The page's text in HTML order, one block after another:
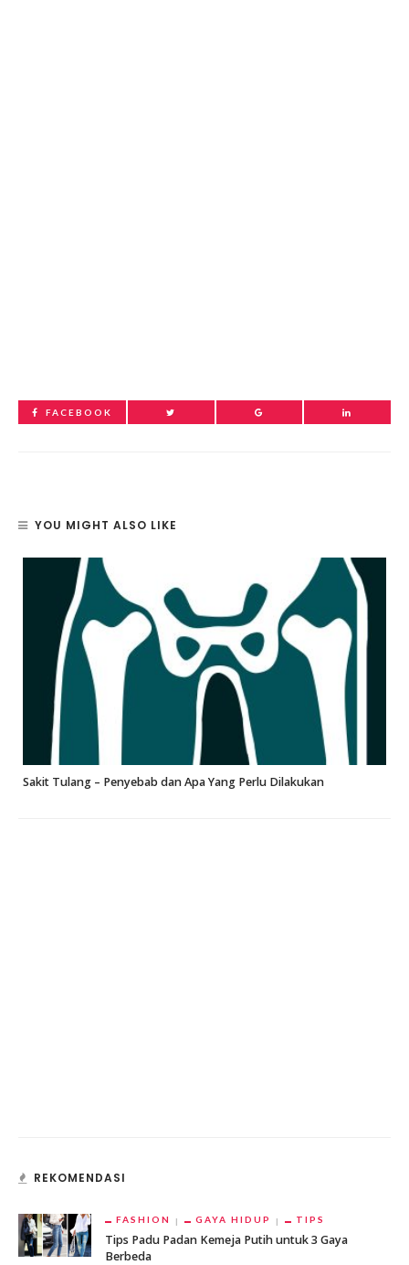
FACEBOOK
YOU MIGHT ALSO LIKE
Sakit Tulang – Penyebab dan Apa Yang Perlu Dilakukan
REKOMENDASI
FASHION GAYA HIDUP TIPS
Tips Padu Padan Kemeja Putih untuk 3 Gaya
Berbeda